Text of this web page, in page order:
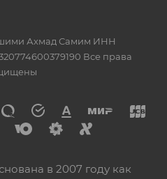
Ахмад Самим ИНН
Все права
в 2007 году как